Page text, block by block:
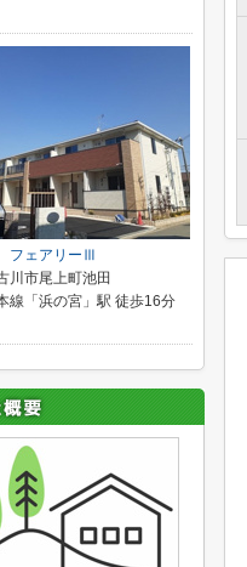
フェアリーⅢ
川市尾上町池田
線「浜の宮」駅 徒歩16分